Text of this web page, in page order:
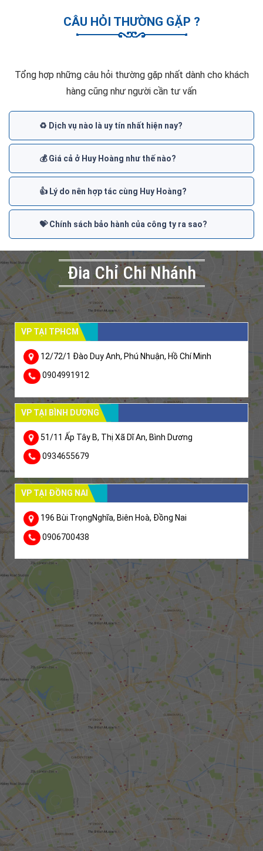
CÂU HỎI THƯỜNG GẶP ?
Tổng hợp những câu hỏi thường gặp nhất dành cho khách
hàng cũng như người cần tư vấn
♻️ Dịch vụ nào là uy tín nhất hiện nay?
💰 Giá cả ở Huy Hoàng như thế nào?
👍 Lý do nên hợp tác cùng Huy Hoàng?
💝 Chính sách bảo hành của công ty ra sao?
Đia Chỉ Chi Nhánh
VP TẠI TPHCM
12/72/1 Đào Duy Anh, Phú Nhuận, Hồ Chí Minh
0904991912
VP TẠI BÌNH DƯƠNG
51/11 Ấp Tây B, Thị Xã Dĩ An, Bình Dương
0934655679
VP TẠI ĐỒNG NAI
196 Bùi TrọngNghĩa, Biên Hoà, Đồng Nai
0906700438